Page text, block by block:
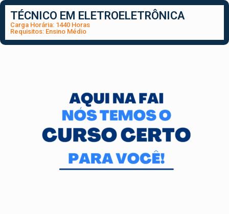
TÉCNICO EM ELETROELETRÔNICA
Carga Horária: 1440 Horas
Requisitos: Ensino Médio